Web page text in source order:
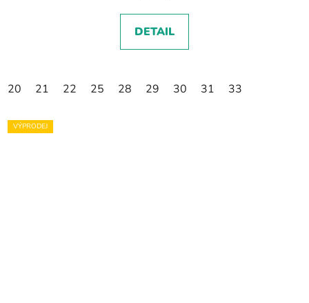
DETAIL
20 21 22 25 28 29 30 31 33
VÝPRODEJ